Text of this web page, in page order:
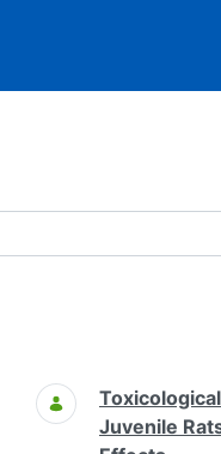
Eventi
Ricerca
Juvenile